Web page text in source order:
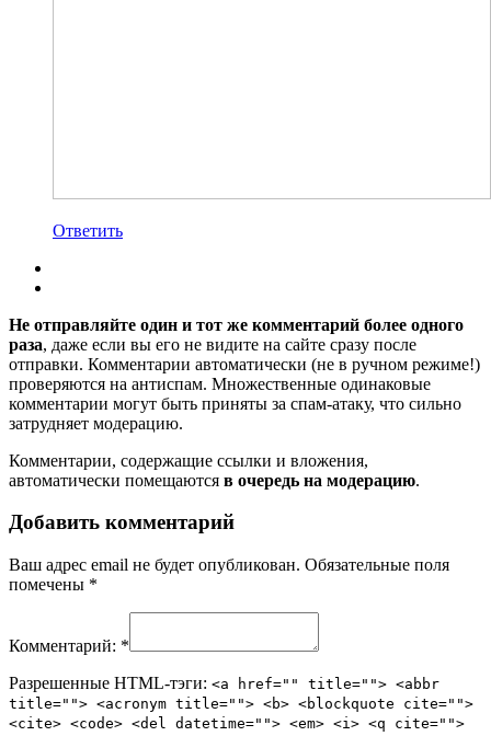
Ответить
Не отправляйте один и тот же комментарий более одного
раза, даже если вы его не видите на сайте сразу после
отправки. Комментарии автоматически (не в ручном режиме!)
проверяются на антиспам. Множественные одинаковые
комментарии могут быть приняты за спам-атаку, что сильно
затрудняет модерацию.
Комментарии, содержащие ссылки и вложения,
автоматически помещаются в очередь на модерацию.
Добавить комментарий
Ваш адрес email не будет опубликован. Обязательные поля
помечены *
Комментарий: *
Разрешенные HTML-тэги: <a href="" title=""> <abbr
title=""> <acronym title=""> <b> <blockquote cite="">
<cite> <code> <del datetime=""> <em> <i> <q cite="">